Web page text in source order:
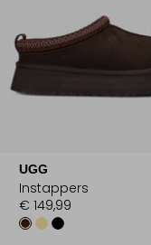
UGG
Instappers
€ 149,99